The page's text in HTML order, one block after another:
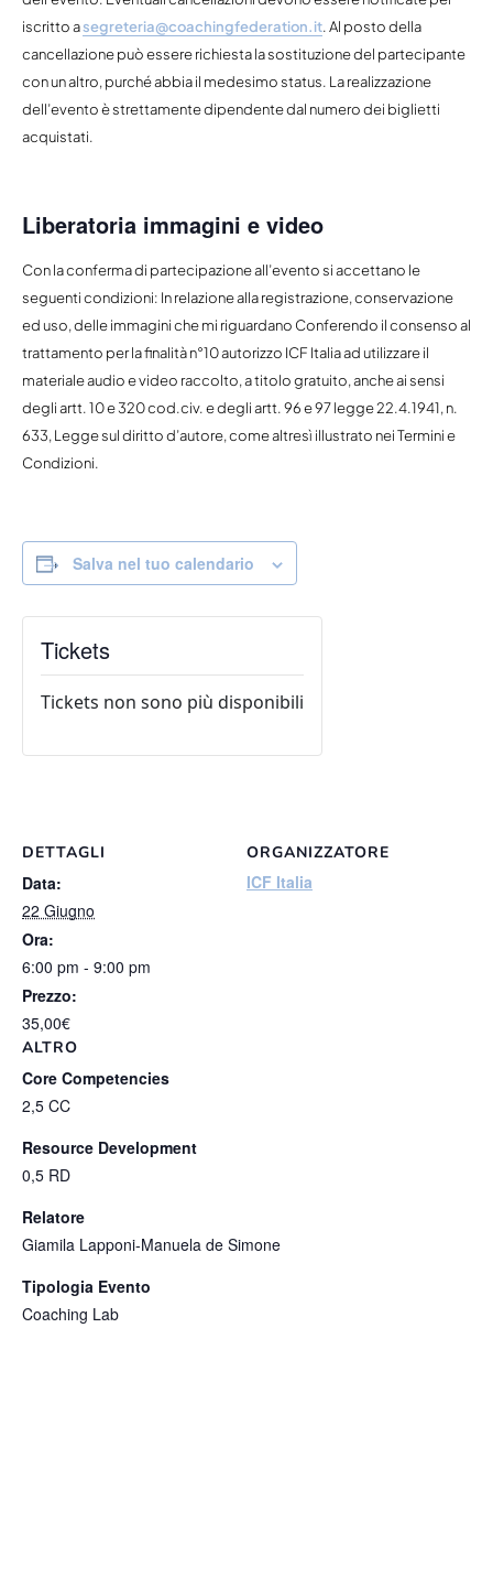
iscritto asegreteria@coachingfederation.it. Al posto della
cancellazione può essere richiesta la sostituzione del partecipante
con un altro, purché abbia il medesimo status. La realizzazione
dell’evento è strettamente dipendente dal numero dei biglietti
acquistati.
Liberatoria immagini e video
Con la conferma di partecipazione all’evento si accettano le
seguenti condizioni: In relazione alla registrazione, conservazione
ed uso, delle immagini che mi riguardano Conferendo il consenso al
trattamento per la finalità n°10 autorizzo ICF Italia ad utilizzare il
materiale audio e video raccolto, a titolo gratuito, anche ai sensi
degli artt. 10 e 320 cod.civ. e degli artt. 96 e 97 legge 22.4.1941, n.
633, Legge sul diritto d’autore, come altresì illustrato nei Termini e
Condizioni.
Salva nel tuo calendario
DETTAGLI
Data:
22 Giugno
Ora:
6:00 pm - 9:00 pm
Prezzo:
35,00€
ORGANIZZATORE
ICF Italia
ALTRO
Core Competencies
2,5 CC
Resource Development
0,5 RD
Relatore
Giamila Lapponi-Manuela de Simone
Tipologia Evento
Coaching Lab
Tickets
Tickets non sono più disponibili